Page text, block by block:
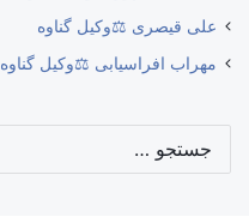
علی قیصری ⚖️وکیل گناوه
مهراب افراسیابی ⚖️وکیل گناوه